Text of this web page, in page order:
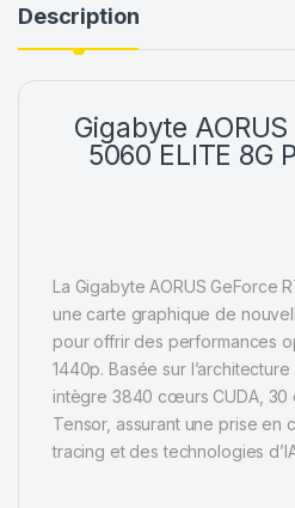
Description
Gigabyte
5060 ELITE 8G
La Gigabyte AORUS GeForce
une carte graphique de
pour offrir des performances
1440p. Basée sur
intègre 3840 cœurs CUDA,
Tensor, assurant une prise en
tracing et des technologies